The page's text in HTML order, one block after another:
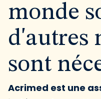
monde
d'autres
sont
Acrimed est une